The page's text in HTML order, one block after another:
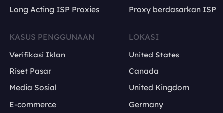
Long Acting ISP Proxies
Proxy berdasarkan ISP
KASUS PENGGUNAAN
Verifikasi Iklan
Riset Pasar
Media Sosial
E-commerce
LOKASI
United States
Canada
United Kingdom
Germany